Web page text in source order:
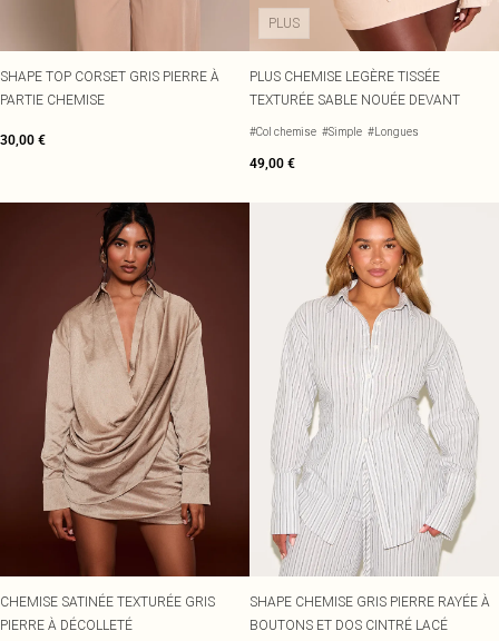
SHAPE TOP CORSET GRIS PIERRE À
PARTIE CHEMISE
30,00 €
PLUS
PLUS CHEMISE LEGÈRE TISSÉE
TEXTURÉE SABLE NOUÉE DEVANT
#Col chemise #Simple #Longues
49,00 €
CHEMISE SATINÉE TEXTURÉE GRIS
PIERRE À DÉCOLLETÉ
SHAPE CHEMISE GRIS PIERRE RAYÉE À
BOUTONS ET DOS CINTRÉ LACÉ